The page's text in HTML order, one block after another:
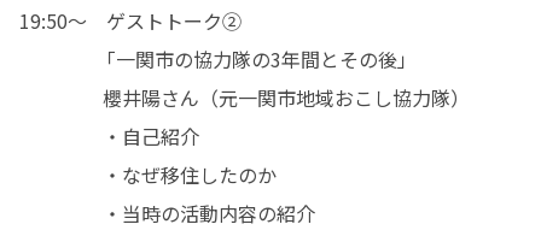
19:50〜　ゲストトーク②
「一関市の協力隊の3年間とその後」
櫻井陽さん（元一関市地域おこし協力隊）
・自己紹介
・なぜ移住したのか
・当時の活動内容の紹介